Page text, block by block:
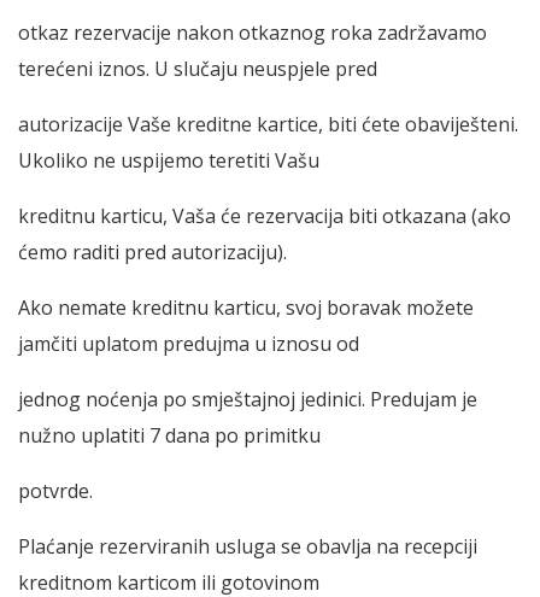
otkaz rezervacije nakon otkaznog roka zadržavamo
terećeni iznos. U slučaju neuspjele pred
autorizacije Vaše kreditne kartice, biti ćete obaviješteni.
Ukoliko ne uspijemo teretiti Vašu
kreditnu karticu, Vaša će rezervacija biti otkazana (ako
ćemo raditi pred autorizaciju).
Ako nemate kreditnu karticu, svoj boravak možete
jamčiti uplatom predujma u iznosu od
jednog noćenja po smještajnoj jedinici. Predujam je
nužno uplatiti 7 dana po primitku
potvrde.
Plaćanje rezerviranih usluga se obavlja na recepciji
kreditnom karticom ili gotovinom